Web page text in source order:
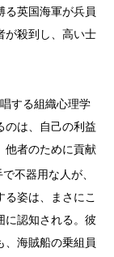
る英国海軍が兵員
が殺到し、高い士
する組織心理学
のは、自己の利益
他者のために貢献
不器用な人が、
姿は、まさにこ
に認知される。彼
、海賊船の乗組員